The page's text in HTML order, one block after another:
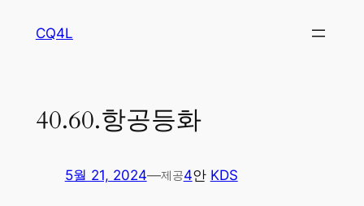
CQ4L
40.60.항공등화
5월 21, 2024—제공4안 KDS